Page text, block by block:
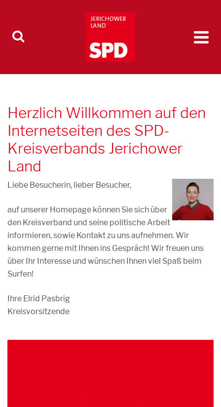
Herzlich Willkommen auf den
Internetseiten des SPD-
Kreisverbands Jerichower
Land
Liebe Besucherin, lieber Besucher,
auf unserer Homepage können Sie sich über
den Kreisverband und seine politische Arbeit
informieren, sowie Kontakt zu uns aufnehmen. Wir
kommen gerne mit Ihnen ins Gespräch! Wir freuen uns
über Ihr Interesse und wünschen Ihnen viel Spaß beim
Surfen!
Ihre Elrid Pasbrig
Kreisvorsitzende